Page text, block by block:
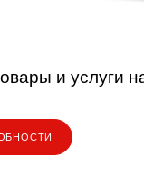
и услуги